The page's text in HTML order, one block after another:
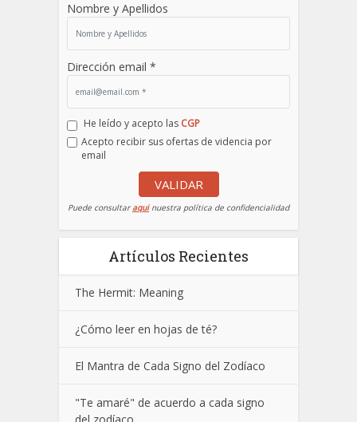
Nombre y Apellidos
Dirección email *
He leído y acepto las CGP
Acepto recibir sus ofertas de videncia por
email
VALIDAR
Puede consultaraquinuestra política de confidencialidad
Artículos Recientes
The Hermit: Meaning
¿Cómo leer en hojas de té?
El Mantra de Cada Signo del Zodíaco
"Te amaré" de acuerdo a cada signo